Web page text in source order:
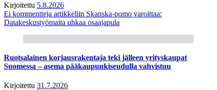
Kirjoitettu 5.8.2026
Ei kommentteja artikkeliin Skanska-pomo varoittaa:
Datakeskustyömaita uhkaa osaajapula
Ruotsalainen korjausrakentaja teki jälleen yrityskaupat
Suomessa – asema pääkaupunkiseudulla vahvistuu
Kirjoitettu 31.7.2026